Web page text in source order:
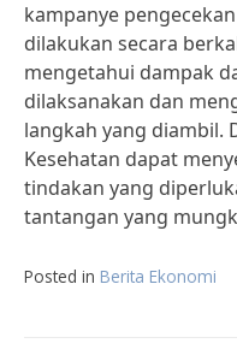
kampanye
dilakukan secara
mengetahui dampak
dilaksanakan dan
langkah yang diambil.
Kesehatan dapat
tindakan yang
tantangan yang
Posted in Berita Ekonomi